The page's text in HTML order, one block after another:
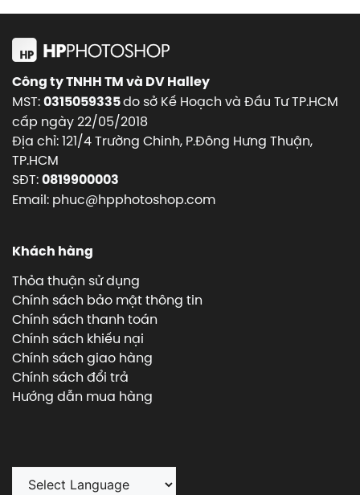
Công ty TNHH TM và DV Halley
MST:0315059335do sở Kế Hoạch và Đầu Tư TP.HCM
cấp ngày 22/05/2018
Địa chỉ: 121/4 Trường Chinh, P.Đông Hưng Thuận,
TP.HCM
SĐT:0819900003
Email: phuc@hpphotoshop.com
Khách hàng
Thỏa thuận sử dụng
Chính sách bảo mật thông tin
Chính sách thanh toán
Chính sách khiếu nại
Chính sách giao hàng
Chính sách đổi trả
Hướng dẫn mua hàng